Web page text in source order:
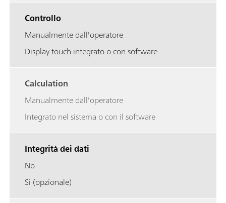
Controllo
Manualmente dall'operatore
Display touch integrato o con software
Calculation
Manualmente dall'operatore
Integrato nel sistema o con il software
Integrità dei dati
No
Si (opzionale)